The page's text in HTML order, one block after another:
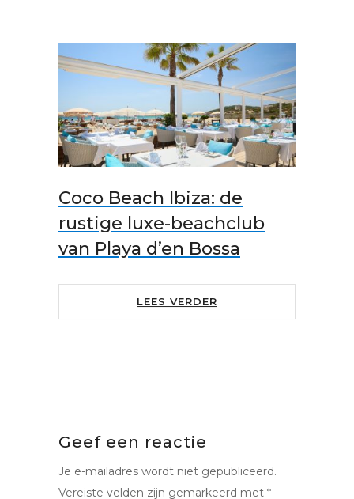
Coco Beach Ibiza: de
rustige luxe-beachclub
van Playa d’en Bossa
LEES VERDER
Geef een reactie
Je e-mailadres wordt niet gepubliceerd.
Vereiste velden zijn gemarkeerd met *